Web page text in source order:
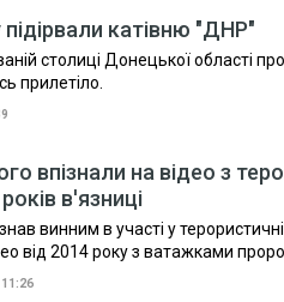
катівню "ДНР"
столиці Донецької області
прилетіло.
впізнали на відео з
в'язниці
винним в участі у
від 2014 року з ватажками